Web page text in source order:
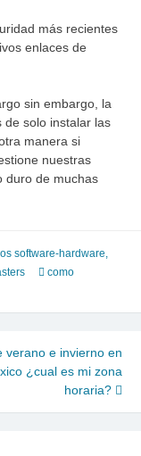
más recientes
enlaces de
sin embargo, la
de solo instalar las
manera si
nuestras
duro de muchas
software-hardware,
como
verano e invierno en
¿cual es mi zona
horaria?